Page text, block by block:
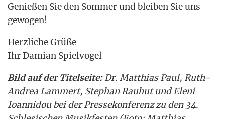
Genie­ßen Sie den Som­mer und blei­ben Sie uns
gewogen!
Herz­li­che Grü­ße
Ihr Dami­an Spielvogel
Bild auf der Titel­sei­te:Dr. Mat­thi­as Paul, Ruth-
Andrea Lam­mert, Ste­phan Rau­hut und Ele­ni
Ioann­idou bei der Pres­se­kon­fe­renz zu den 34.